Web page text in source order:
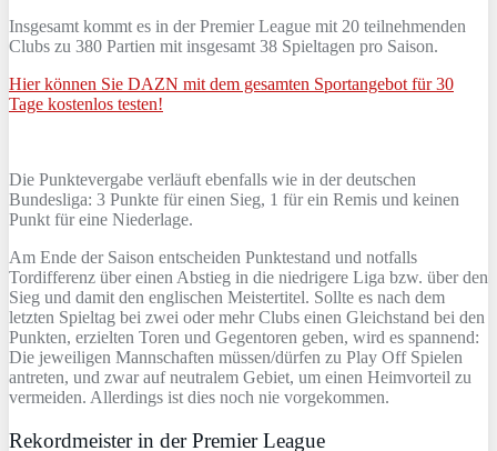
Insgesamt kommt es in der Premier League mit 20 teilnehmenden
Clubs zu 380 Partien mit insgesamt 38 Spieltagen pro Saison.
Hier können Sie DAZN mit dem gesamten Sportangebot für 30
Tage kostenlos testen!
Die Punktevergabe verläuft ebenfalls wie in der deutschen
Bundesliga: 3 Punkte für einen Sieg, 1 für ein Remis und keinen
Punkt für eine Niederlage.
Am Ende der Saison entscheiden Punktestand und notfalls
Tordifferenz über einen Abstieg in die niedrigere Liga bzw. über den
Sieg und damit den englischen Meistertitel. Sollte es nach dem
letzten Spieltag bei zwei oder mehr Clubs einen Gleichstand bei den
Punkten, erzielten Toren und Gegentoren geben, wird es spannend:
Die jeweiligen Mannschaften müssen/dürfen zu Play Off Spielen
antreten, und zwar auf neutralem Gebiet, um einen Heimvorteil zu
vermeiden. Allerdings ist dies noch nie vorgekommen.
Rekordmeister in der Premier League